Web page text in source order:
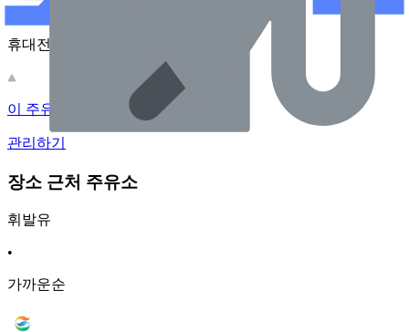
휴대전화 카메라로 찍어보세요
이 주유소의 사장님이신가요?
관리하기
장소 근처 주유소
휘발유
•
가까운순